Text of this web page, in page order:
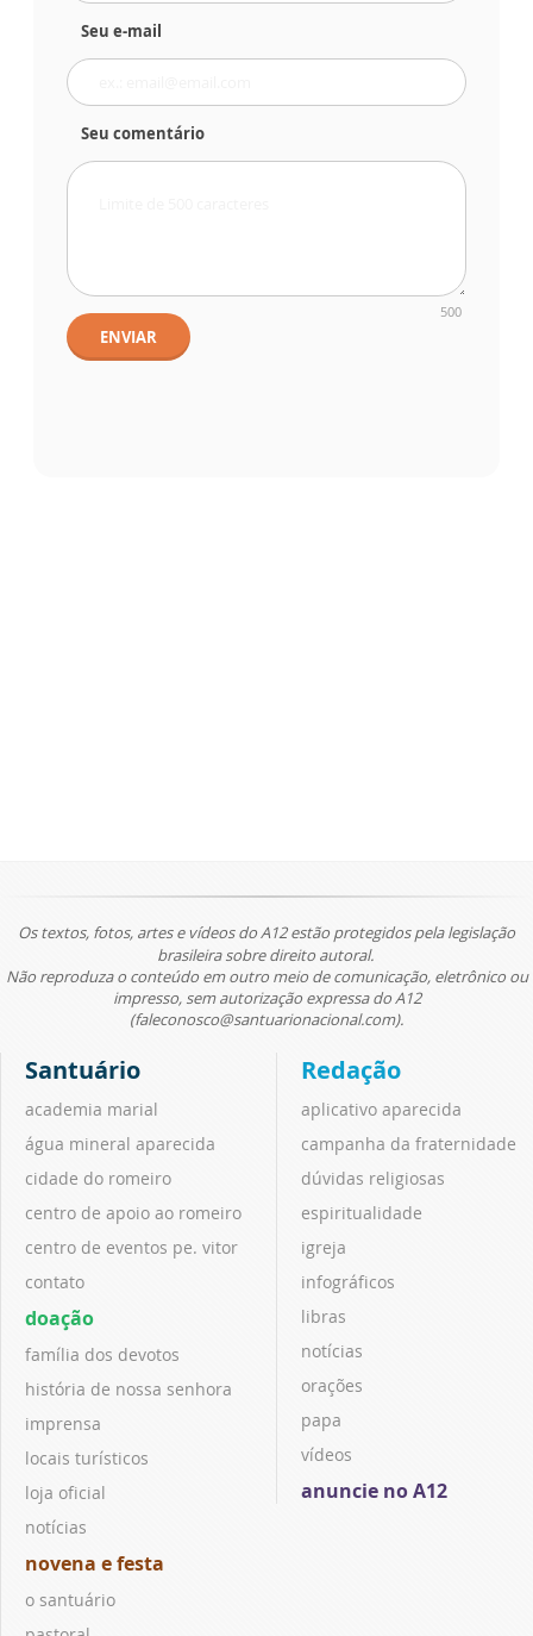
Seu e-mail
Seu comentário
500
ENVIAR
Os textos, fotos, artes e vídeos do A12 estão protegidos pela legislação
brasileira sobre direito autoral.
Não reproduza o conteúdo em outro meio de comunicação, eletrônico ou
impresso, sem autorização expressa do A12
(faleconosco@santuarionacional.com).
Santuário
academia marial
água mineral aparecida
cidade do romeiro
centro de apoio ao romeiro
centro de eventos pe. vitor
contato
doação
família dos devotos
história de nossa senhora
imprensa
locais turísticos
loja oficial
notícias
novena e festa
o santuário
Redação
aplicativo aparecida
campanha da fraternidade
dúvidas religiosas
espiritualidade
igreja
infográficos
libras
notícias
orações
papa
vídeos
anuncie no A12